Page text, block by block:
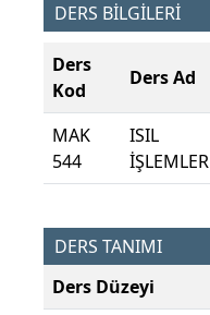
DERS BİLGİLERİ
Ders
Kod
Ders Ad
MAK
544
ISIL
İŞLEMLER
DERS TANIMI
Ders Düzeyi